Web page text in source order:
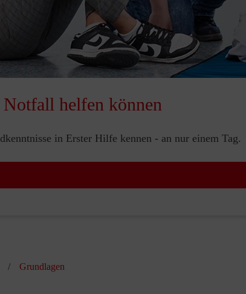
helfen können
in Erster Hilfe kennen - an nur einem Tag.
Grundlagen